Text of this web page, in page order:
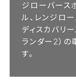
ジローバース
ル、レンジロー
ディスカバリー
ランダー2）の
す。